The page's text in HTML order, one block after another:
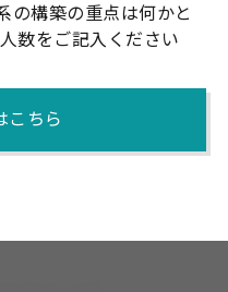
の構築の重点は何かと
数をご記入ください
こちら